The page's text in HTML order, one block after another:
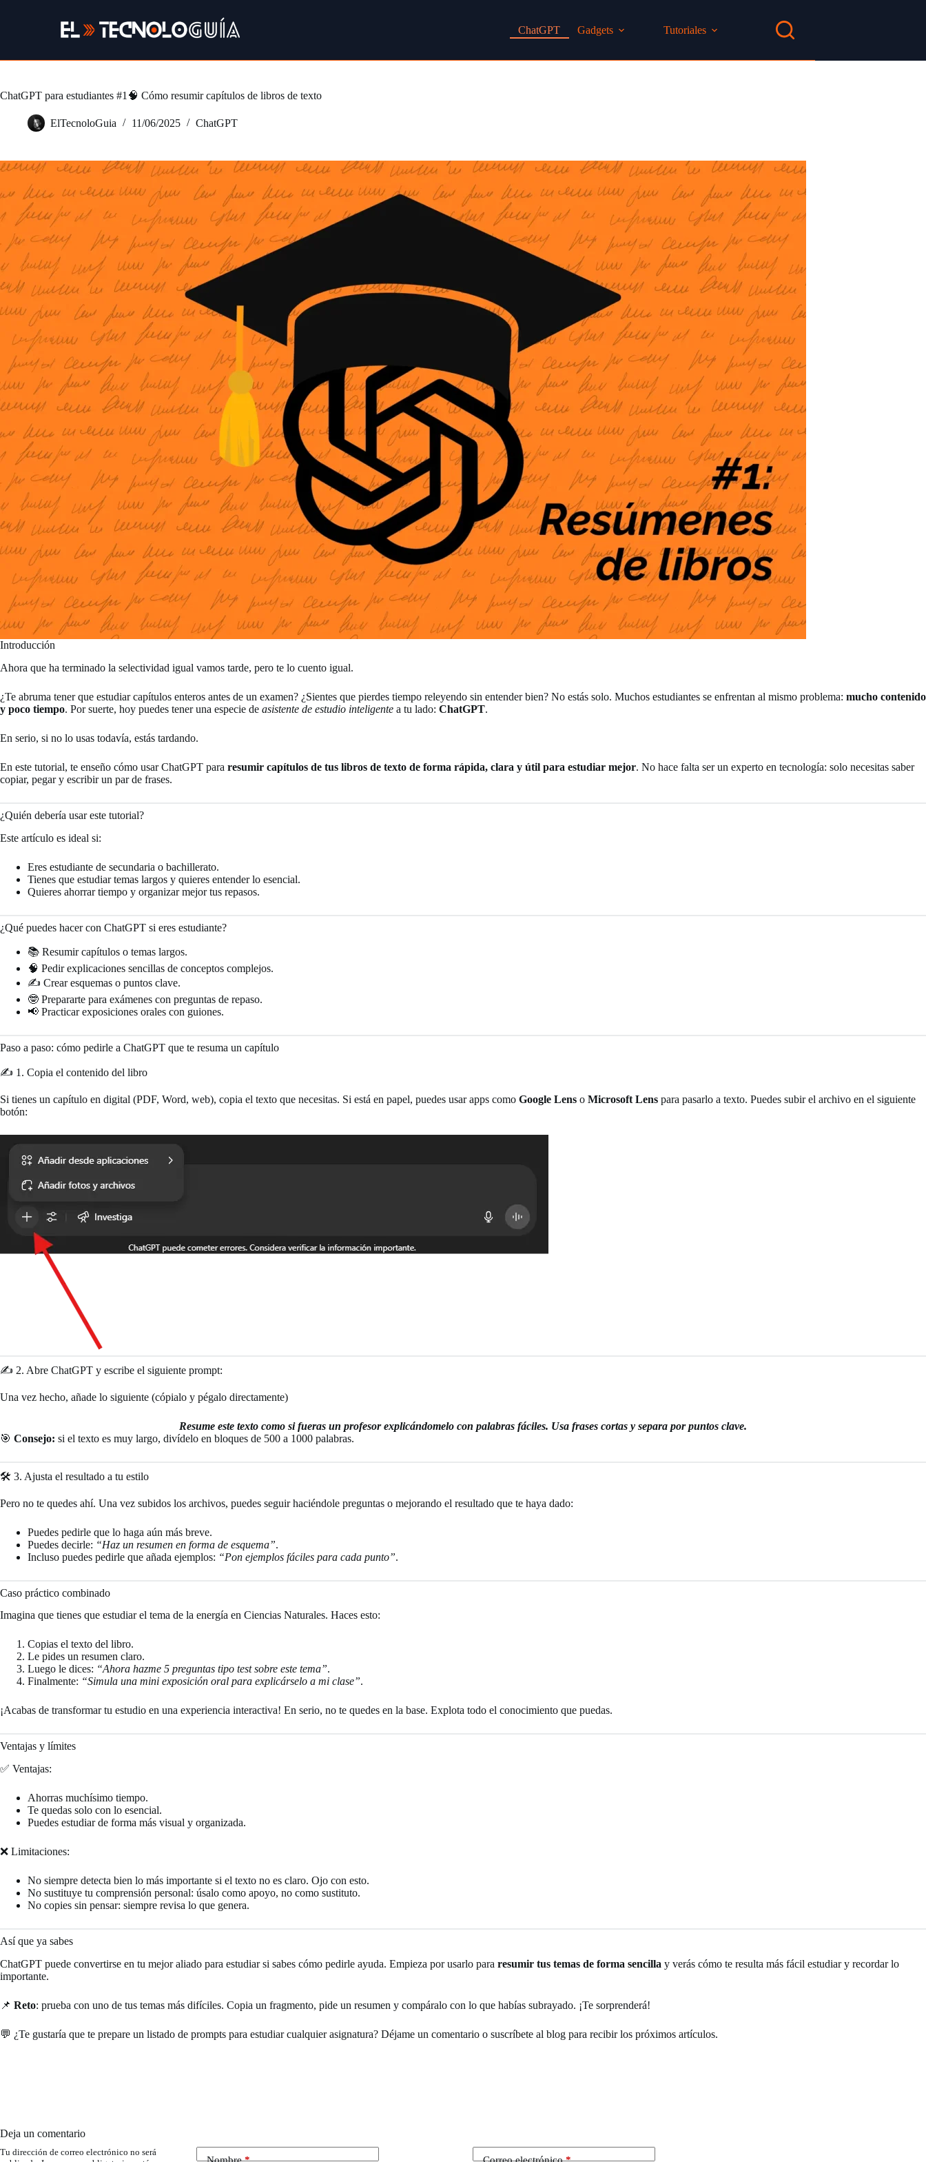
ChatGPT Gadgets Tutoriales
ChatGPT para estudiantes #1🧠 Cómo resumir capítulos de libros de texto
ElTecnoloGuia 11/06/2025 ChatGPT
Introducción
Ahora que ha terminado la selectividad igual vamos tarde, pero te lo cuento igual.
¿Te abruma tener que estudiar capítulos enteros antes de un examen? ¿Sientes que pierdes tiempo releyendo sin entender bien? No estás solo. Muchos estudiantes se enfrentan al mismo problema: mucho contenido
y poco tiempo. Por suerte, hoy puedes tener una especie de asistente de estudio inteligente a tu lado: ChatGPT.
En serio, si no lo usas todavía, estás tardando.
En este tutorial, te enseño cómo usar ChatGPT para resumir capítulos de tus libros de texto de forma rápida, clara y útil para estudiar mejor. No hace falta ser un experto en tecnología: solo necesitas saber
copiar, pegar y escribir un par de frases.
¿Quién debería usar este tutorial?
Este artículo es ideal si:
Eres estudiante de secundaria o bachillerato.
Tienes que estudiar temas largos y quieres entender lo esencial.
Quieres ahorrar tiempo y organizar mejor tus repasos.
¿Qué puedes hacer con ChatGPT si eres estudiante?
📚 Resumir capítulos o temas largos.
🧠 Pedir explicaciones sencillas de conceptos complejos.
✍️ Crear esquemas o puntos clave.
🤓 Prepararte para exámenes con preguntas de repaso.
📢 Practicar exposiciones orales con guiones.
Paso a paso: cómo pedirle a ChatGPT que te resuma un capítulo
✍️ 1. Copia el contenido del libro
Si tienes un capítulo en digital (PDF, Word, web), copia el texto que necesitas. Si está en papel, puedes usar apps como Google Lens o Microsoft Lens para pasarlo a texto. Puedes subir el archivo en el siguiente
botón:
✍️ 2. Abre ChatGPT y escribe el siguiente prompt:
Una vez hecho, añade lo siguiente (cópialo y pégalo directamente)
Resume este texto como si fueras un profesor explicándomelo con palabras fáciles. Usa frases cortas y separa por puntos clave.
🎯 Consejo: si el texto es muy largo, divídelo en bloques de 500 a 1000 palabras.
🛠️ 3. Ajusta el resultado a tu estilo
Pero no te quedes ahí. Una vez subidos los archivos, puedes seguir haciéndole preguntas o mejorando el resultado que te haya dado:
Puedes pedirle que lo haga aún más breve.
Puedes decirle: “Haz un resumen en forma de esquema”.
Incluso puedes pedirle que añada ejemplos: “Pon ejemplos fáciles para cada punto”.
Caso práctico combinado
Imagina que tienes que estudiar el tema de la energía en Ciencias Naturales. Haces esto:
Copias el texto del libro.
Le pides un resumen claro.
Luego le dices: “Ahora hazme 5 preguntas tipo test sobre este tema”.
Finalmente: “Simula una mini exposición oral para explicárselo a mi clase”.
¡Acabas de transformar tu estudio en una experiencia interactiva! En serio, no te quedes en la base. Explota todo el conocimiento que puedas.
Ventajas y límites
✅ Ventajas:
Ahorras muchísimo tiempo.
Te quedas solo con lo esencial.
Puedes estudiar de forma más visual y organizada.
❌ Limitaciones:
No siempre detecta bien lo más importante si el texto no es claro. Ojo con esto.
No sustituye tu comprensión personal: úsalo como apoyo, no como sustituto.
No copies sin pensar: siempre revisa lo que genera.
Así que ya sabes
ChatGPT puede convertirse en tu mejor aliado para estudiar si sabes cómo pedirle ayuda. Empieza por usarlo para resumir tus temas de forma sencilla y verás cómo te resulta más fácil estudiar y recordar lo
importante.
📌 Reto: prueba con uno de tus temas más difíciles. Copia un fragmento, pide un resumen y compáralo con lo que habías subrayado. ¡Te sorprenderá!
💬 ¿Te gustaría que te prepare un listado de prompts para estudiar cualquier asignatura? Déjame un comentario o suscríbete al blog para recibir los próximos artículos.
Deja un comentario
Tu dirección de correo electrónico no será